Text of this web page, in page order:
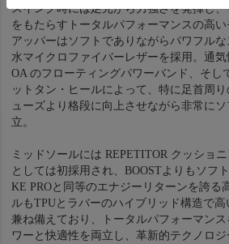
スイング時には足元から力強さを発揮し
をもたらすトータルパフォーマンスの高い
アッパーはソフトでありながらパワフル
水マイクロファイバーレザーを採用。通
OA のフローティングパワーバンド、そし
ットタン・ヒールによって、特に足首周
ューズより格段に向上させながら非常に
立。
ミッドソールには REPETITOR クッショ
としては初採用され、BOOSTよりもソフ
KE PROと同等のエナジーリターンを誇る
ルもTPUとラバーのハイブリッド構造で
兼ね備えており、トータルパフォーマン
ワーと快適性を両立し、革新的テクノロ